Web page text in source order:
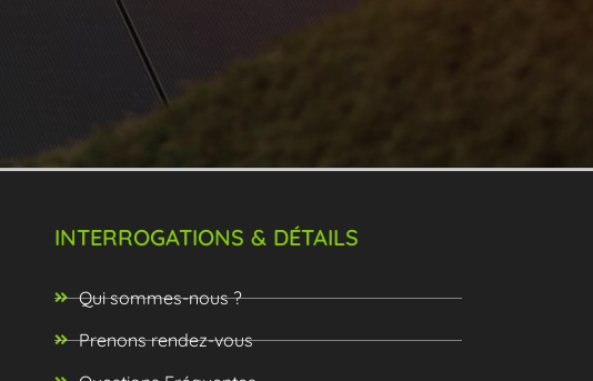
INTERROGATIONS & DÉTAILS
Qui sommes-nous ?
Prenons rendez-vous